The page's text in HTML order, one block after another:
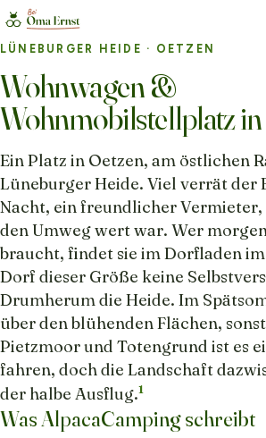
LÜNEBURGER HEIDE · OETZEN
Wohnwagen &
Wohnmobilstellplatz
Ein Platz in Oetzen, am östlichen
Lüneburger Heide. Viel verrät der
Nacht, ein freundlicher Vermieter,
den Umweg wert war. Wer
braucht, findet sie im Dorfladen
Dorf dieser Größe keine
Drumherum die Heide. Im
über den blühenden Flächen,
Pietzmoor und Totengrund ist es
fahren, doch die Landschaft
der halbe Ausflug.1
Was AlpacaCamping schreibt